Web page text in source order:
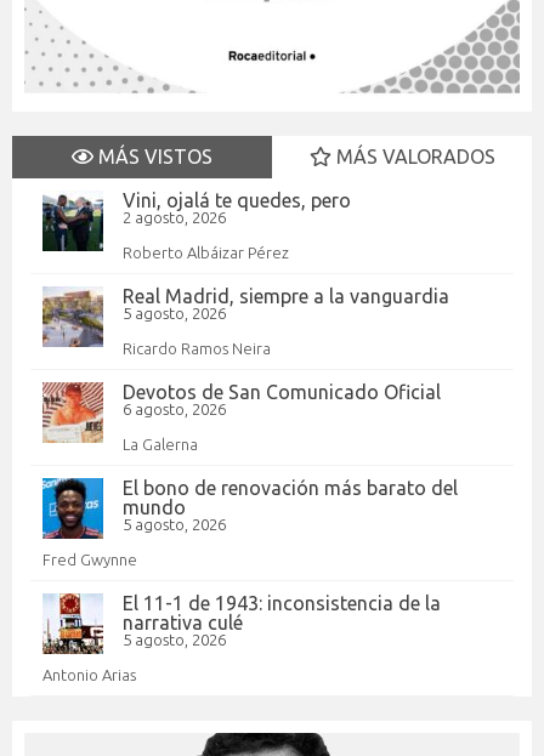
MÁS VISTOS
MÁS VALORADOS
Vini, ojalá te quedes, pero
2 agosto, 2026
Roberto Albáizar Pérez
Real Madrid, siempre a la vanguardia
5 agosto, 2026
Ricardo Ramos Neira
Devotos de San Comunicado Oficial
6 agosto, 2026
La Galerna
El bono de renovación más barato del
mundo
5 agosto, 2026
Fred Gwynne
El 11-1 de 1943: inconsistencia de la
narrativa culé
5 agosto, 2026
Antonio Arias